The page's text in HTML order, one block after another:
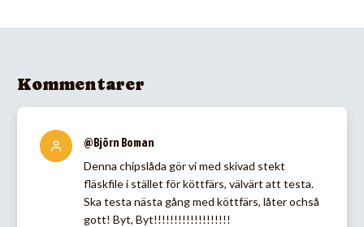
Kommentarer
@Björn Boman
Denna chipslåda gör vi med skivad stekt
fläskfile i stället för köttfärs, välvärt att testa.
Ska testa nästa gång med köttfärs, låter ochså
gott! Byt, Byt!!!!!!!!!!!!!!!!!!!